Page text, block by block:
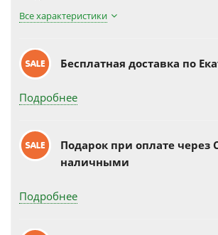
Все характеристики
Бесплатная доставка по
Подробнее
Подарок при оплате через
наличными
Подробнее